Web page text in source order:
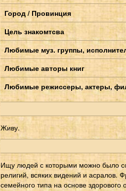
Город / Провинция
Цель знакомтсва
Любимые муз. группы,
Любимые авторы книг
Любимые режиссеры, актеры,
Живу.
Ищу людей с которыми можно было
религий, всяких видений и асралов.
семейного типа на основе